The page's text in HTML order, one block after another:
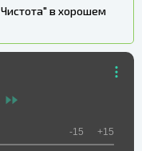
в хорошем
-15 +15